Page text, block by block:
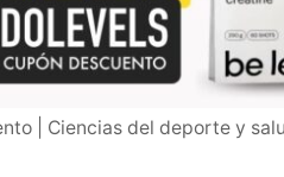
| Ciencias del deporte y